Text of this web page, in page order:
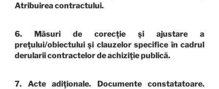
Atribuirea contractului.
6. Măsuri de corecţie şi ajustare a
preţului/obiectului şi clauzelor specifice în cadrul
derularii contractelor de achiziţie publică.
7. Acte adiţionale. Documente constatatoare.